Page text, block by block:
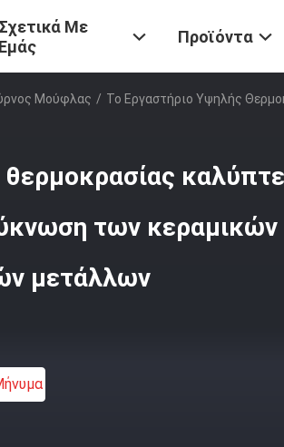
Σχετικά Με
Εμάς
Προϊόντα
Μούφλας / Το Εργαστήριο Υψηλής
των κεραμικών
μετάλλων